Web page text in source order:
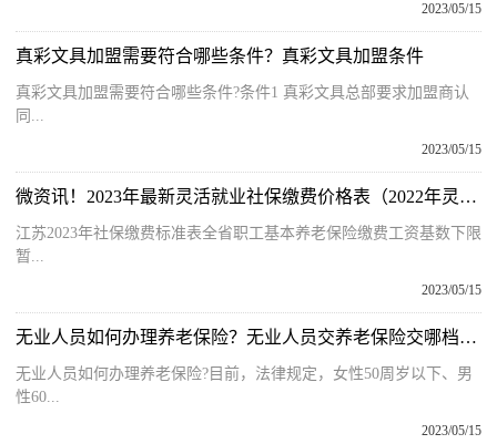
2023/05/15
真彩文具加盟需要符合哪些条件？真彩文具加盟条件
真彩文具加盟需要符合哪些条件?条件1 真彩文具总部要求加盟商认
同...
2023/05/15
微资讯！2023年最新灵活就业社保缴费价格表（2022年灵活就业人员社保缴费标准）
江苏2023年社保缴费标准表全省职工基本养老保险缴费工资基数下限
暂...
2023/05/15
无业人员如何办理养老保险？无业人员交养老保险交哪档最划算？
无业人员如何办理养老保险?目前，法律规定，女性50周岁以下、男
性60...
2023/05/15